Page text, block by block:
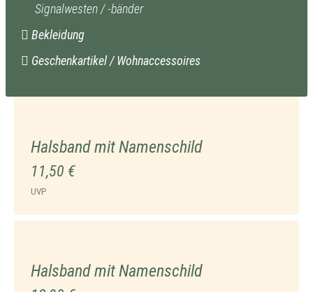
Signalwesten / -bänder
Bekleidung
Geschenkartikel / Wohnaccessoires
Halsband mit Namenschild
11,50 €
UVP
Halsband mit Namenschild